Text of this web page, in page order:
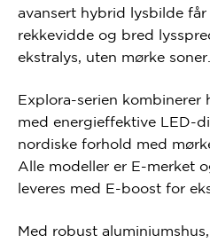
avansert hybrid lysbilde
rekkevidde og bred
ekstralys, uten mørke soner.
Explora-serien kombinerer
med energieffektive LED-
nordiske forhold med
Alle modeller er E-merket
leveres med E-boost for
Med robust